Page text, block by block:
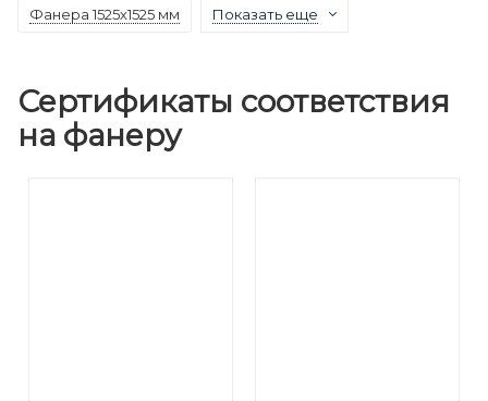
Фанера 1525х1525 мм Показать еще
Сертификаты соответствия
на фанеру